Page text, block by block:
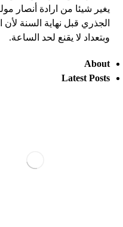
يغير شيئا من ارادة نصار
الجذري قبل نهاية السنة
وبتعداد لا يقنع لحد الساعة.
About
Latest Posts